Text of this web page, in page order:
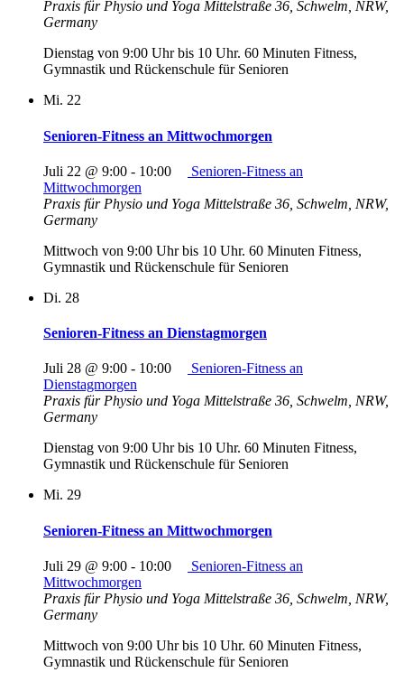
Praxis für Physio und Yoga Mittelstraße 36, Schwelm, NRW,
Germany
Dienstag von 9:00 Uhr bis 10 Uhr. 60 Minuten Fitness,
Gymnastik und Rückenschule für Senioren
Mi. 22
Senioren-Fitness an Mittwochmorgen
Juli 22 @ 9:00 - 10:00
Senioren-Fitness an
Mittwochmorgen
Praxis für Physio und Yoga Mittelstraße 36, Schwelm, NRW,
Germany
Mittwoch von 9:00 Uhr bis 10 Uhr. 60 Minuten Fitness,
Gymnastik und Rückenschule für Senioren
Di. 28
Senioren-Fitness an Dienstagmorgen
Juli 28 @ 9:00 - 10:00
Senioren-Fitness an
Dienstagmorgen
Praxis für Physio und Yoga Mittelstraße 36, Schwelm, NRW,
Germany
Dienstag von 9:00 Uhr bis 10 Uhr. 60 Minuten Fitness,
Gymnastik und Rückenschule für Senioren
Mi. 29
Senioren-Fitness an Mittwochmorgen
Juli 29 @ 9:00 - 10:00
Senioren-Fitness an
Mittwochmorgen
Praxis für Physio und Yoga Mittelstraße 36, Schwelm, NRW,
Germany
Mittwoch von 9:00 Uhr bis 10 Uhr. 60 Minuten Fitness,
Gymnastik und Rückenschule für Senioren